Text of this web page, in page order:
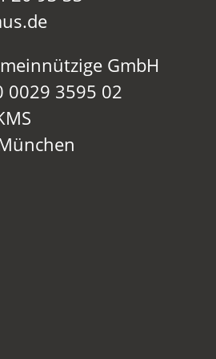
GmbH
0029 3595 02